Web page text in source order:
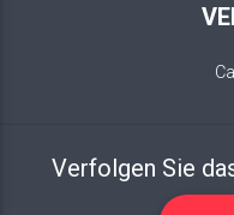
Verfolgen Sie